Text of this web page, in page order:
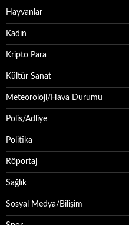
Hayvanlar
Kadın
Kripto Para
Kültür Sanat
Meteoroloji/Hava Durumu
Polis/Adliye
Politika
Röportaj
Sağlık
Sosyal Medya/Bilişim